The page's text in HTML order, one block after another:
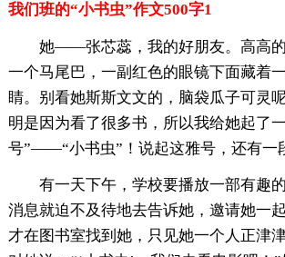
我们班的“小书虫”作文500字1
她——张芯蕊，我的好朋友。高高的
一个马尾巴，一副红色的眼镜下面藏着
睛。别看她斯斯文文的，脑袋瓜子可灵
明是因为看了很多书，所以我给她起了
号”——“小书虫”！说起这雅号，还有一
有一天下午，学校要播放一部有趣的
消息就迫不及待地去告诉她，邀请她一
才在图书室找到她，只见她一个人正津